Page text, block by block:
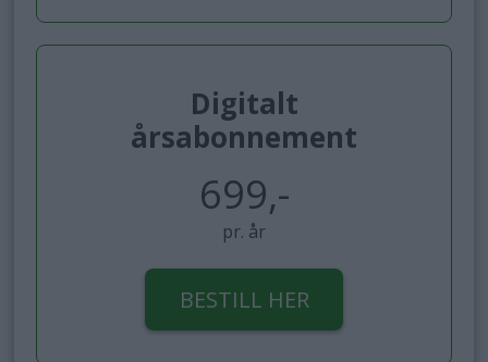
Digitalt
årsabonnement
699,-
pr. år
BESTILL HER